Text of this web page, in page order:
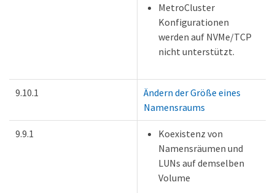
MetroCluster
Konfigurationen
werden auf NVMe/TCP
nicht unterstützt.
9.10.1
Ändern der Größe eines
Namensraums
9.9.1
Koexistenz von
Namensräumen und
LUNs auf demselben
Volume